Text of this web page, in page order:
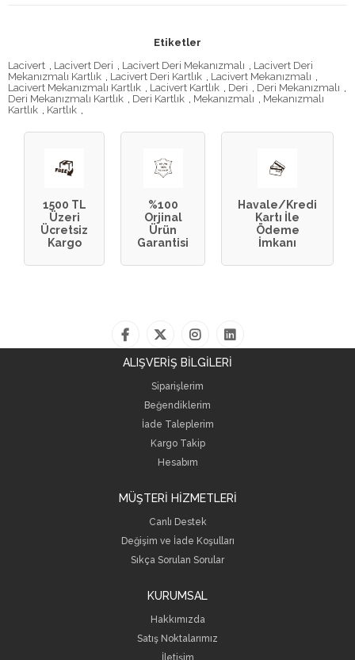
Etiketler
Lacivert , Lacivert Deri , Lacivert Deri Mekanızmalı , Lacivert Deri
Mekanızmalı Kartlık , Lacivert Deri Kartlık , Lacivert Mekanızmalı ,
Lacivert Mekanızmalı Kartlık , Lacivert Kartlık , Deri , Deri Mekanızmalı ,
Deri Mekanızmalı Kartlık , Deri Kartlık , Mekanızmalı , Mekanızmalı
Kartlık , Kartlık ,
1500 TL
Üzeri
Ücretsiz
Kargo
%100
Orjinal
Ürün
Garantisi
Havale/Kredi
Kartı İle
Ödeme
İmkanı
ALIŞVERİŞ BİLGİLERİ
Siparişlerim
Beğendiklerim
İade Taleplerim
Kargo Takip
Hesabım
MÜŞTERİ HİZMETLERİ
Canlı Destek
Değişim ve İade Koşulları
Sıkça Sorulan Sorular
KURUMSAL
Hakkımızda
Satış Noktalarımız
İletişim